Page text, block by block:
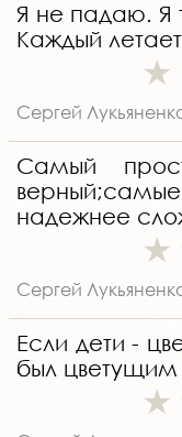
Я не падаю. Я
Каждый
Сергей
Самый
надежнее
Сергей
Если дети -
был цветущим